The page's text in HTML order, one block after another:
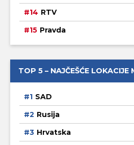
RTV
Pravda
TOP 5 – NAJČEŠĆE LOKACIJE
SAD
Rusija
Hrvatska